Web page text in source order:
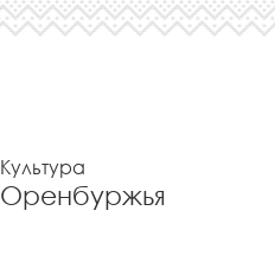
Культура
Оренбуржья